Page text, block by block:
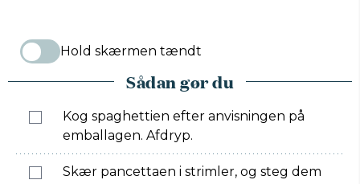
Hold skærmen tændt
Sådan gør du
Kog spaghettien efter anvisningen på
emballagen. Afdryp.
Skær pancettaen i strimler, og steg dem